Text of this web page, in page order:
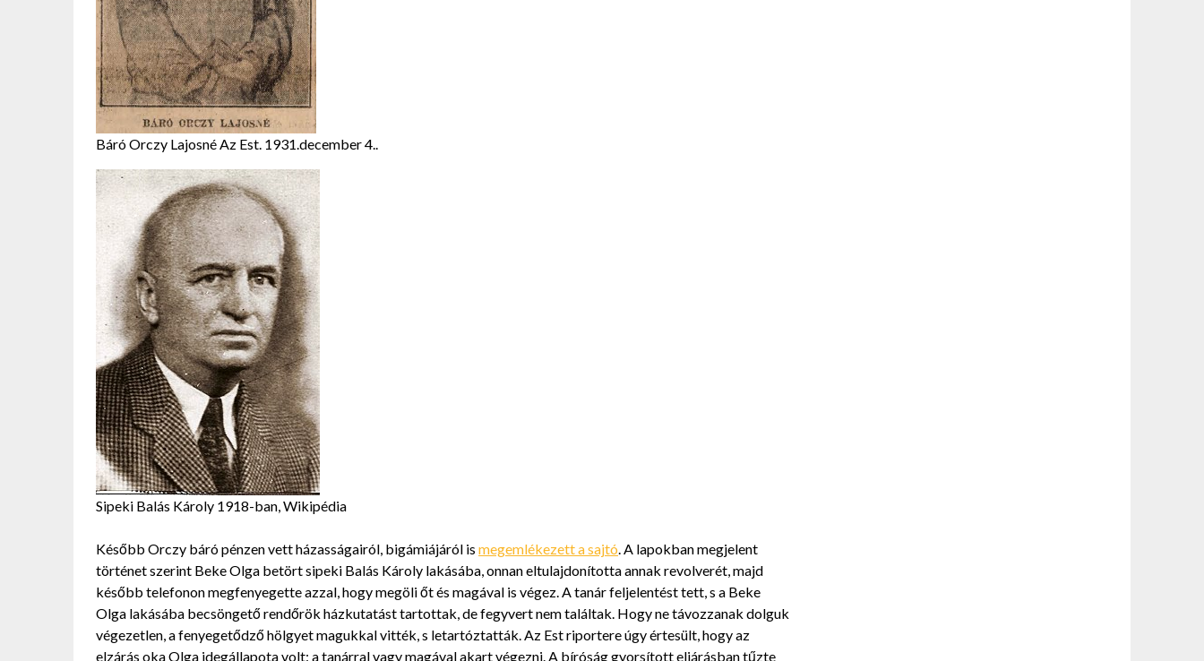
Báró Orczy Lajosné Az Est. 1931.december 4..
Sipeki Balás Károly 1918-ban, Wikipédia
Később Orczy báró pénzen vett házasságairól, bigámiájáról is megemlékezett a sajtó . A lapokban megjelent
történet szerint Beke Olga betört sipeki Balás Károly lakásába, onnan eltulajdonította annak revolverét, majd
később telefonon megfenyegette azzal, hogy megöli őt és magával is végez. A tanár feljelentést tett, s a Beke
Olga lakásába becsöngető rendőrök házkutatást tartottak, de fegyvert nem találtak. Hogy ne távozzanak dolguk
végezetlen, a fenyegetődző hölgyet magukkal vitték, s letartóztatták. Az Est riportere úgy értesült, hogy az
elzárás oka Olga idegállapota volt: a tanárral vagy magával akart végezni. A bíróság gyorsított eljárásban tűzte